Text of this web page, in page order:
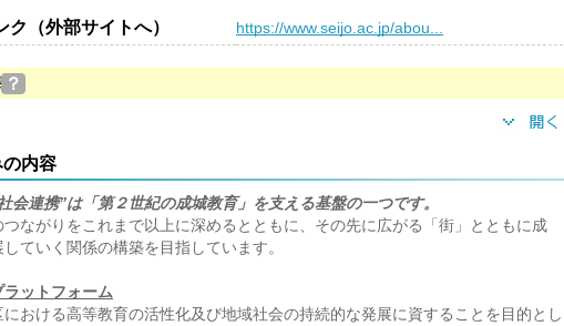
ク（外部サイトへ） https://www.seijo.ac.jp/abou...
？
内容
会連携”は「第２世紀の成城教育」を支える基盤の一つです。
つながりをこれまで以上に深めるとともに、その先に広がる「街」とともに成
ていく関係の構築を目指しています。
ラットフォーム
における高等教育の活性化及び地域社会の持続的な発展に資することを目的とし